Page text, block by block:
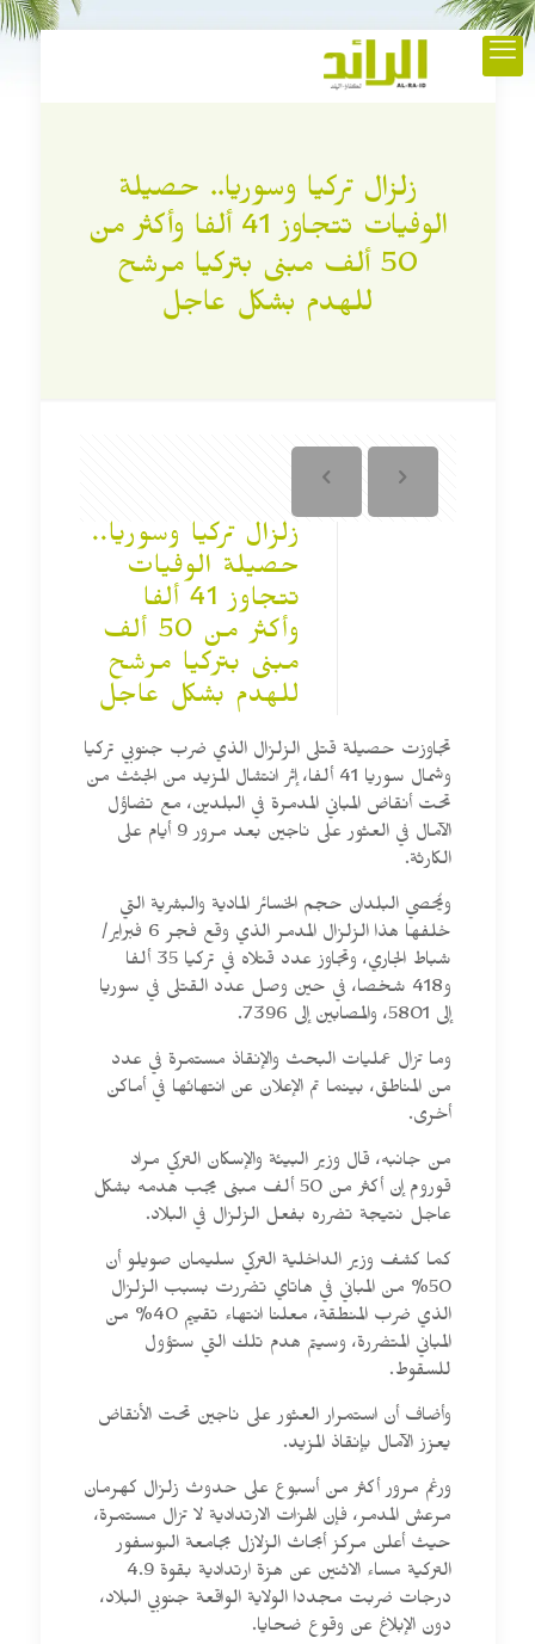
زلزال تركيا وسوريا.. حصيلة
الوفيات تتجاوز 41 ألفا وأكثر من
50 ألف مبنى بتركيا مرشح
للهدم بشكل عاجل
زلزال تركيا وسوريا..
حصيلة الوفيات
تتجاوز 41 ألفا
وأكثر من 50 ألف
مبنى بتركيا مرشح
للهدم بشكل عاجل
تجاوزت حصيلة قتلى الزلزال الذي ضرب جنوبي تركيا
وشمال سوريا 41 ألفا، إثر انتشال المزيد من الجثث من
تحت أنقاض المباني المدمرة في البلدين، مع تضاؤل
الآمال في العثور على ناجين بعد مرور 9 أيام على
الكارثة.
ويُحصي البلدان حجم الخسائر المادية والبشرية التي
خلفها هذا الزلزال المدمر الذي وقع فجر 6 فبراير/
شباط الجاري، وتجاوز عدد قتلاه في تركيا 35 ألفا
و418 شخصا، في حين وصل عدد القتلى في سوريا
إلى 5801، والمصابين إلى 7396.
وما تزال عمليات البحث والإنقاذ مستمرة في عدد
من المناطق، بينما تم الإعلان عن انتهائها في أماكن
أخرى.
من جانبه، قال وزير البيئة والإسكان التركي مراد
قوروم إن أكثر من 50 ألف مبنى يجب هدمه بشكل
عاجل نتيجة تضرره بفعل الزلزال في البلاد.
كما كشف وزير الداخلية التركي سليمان صويلو أن
50% من المباني في هاتاي تضررت بسبب الزلزال
الذي ضرب المنطقة، معلنا انتهاء تقييم 40% من
المباني المتضررة، وسيتم هدم تلك التي ستؤول
للسقوط.
وأضاف أن استمرار العثور على ناجين تحت الأنقاض
يعزز الآمال بإنقاذ المزيد.
ورغم مرور أكثر من أسبوع على حدوث زلزال كهرمان
مرعش المدمر، فإن الهزات الارتدادية لا تزال مستمرة،
حيث أعلن مركز أبحاث الزلازل بجامعة البوسفور
التركية مساء الاثنين عن هزة ارتدادية بقوة 4.9
درجات ضربت مجددا الولاية الواقعة جنوبي البلاد،
دون الإبلاغ عن وقوع ضحايا.